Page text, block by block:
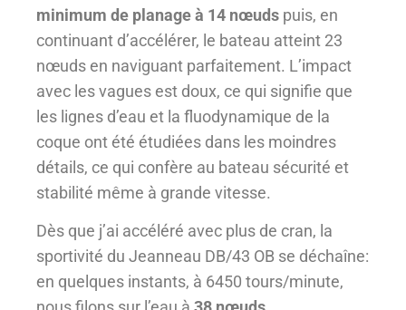
minimum de planage à 14 nœuds puis, en
continuant d’accélérer, le bateau atteint 23
nœuds en naviguant parfaitement. L’impact
avec les vagues est doux, ce qui signifie que
les lignes d’eau et la fluodynamique de la
coque ont été étudiées dans les moindres
détails, ce qui confère au bateau sécurité et
stabilité même à grande vitesse.
Dès que j’ai accéléré avec plus de cran, la
sportivité du Jeanneau DB/43 OB se déchaîne:
en quelques instants, à 6450 tours/minute,